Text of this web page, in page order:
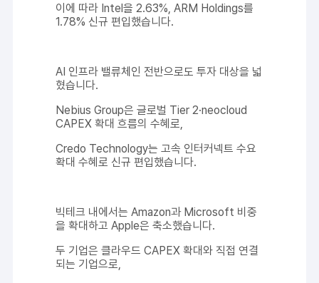
이에 따라 Intel을 2.63%, ARM Holdings를
1.78% 신규 편입했습니다.
AI 인프라 밸류체인 전반으로도 투자 대상을 넓
혔습니다.
Nebius Group은 글로벌 Tier 2·neocloud
CAPEX 확대 흐름의 수혜로,
Credo Technology는 고속 인터커넥트 수요
확대 수혜로 신규 편입했습니다.
빅테크 내에서는 Amazon과 Microsoft 비중
을 확대하고 Apple은 축소했습니다.
두 기업은 클라우드 CAPEX 확대와 직접 연결
되는 기업으로,